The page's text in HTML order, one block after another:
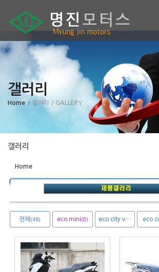
갤러리
Home / 갤러리 / GALLERY
갤러리
Home
전체 (48) eco mini (8) eco city van eco
Sketchbook5, 스케치
Sketchbook5, 스케치